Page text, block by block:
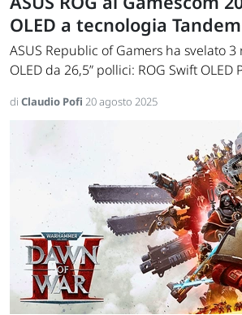
OLED a tecnologia Tandem
ASUS Republic of Gamers ha svelato
OLED da 26,5” pollici: ROG Swift OLED
di Claudio Pofi 20 agosto 2025